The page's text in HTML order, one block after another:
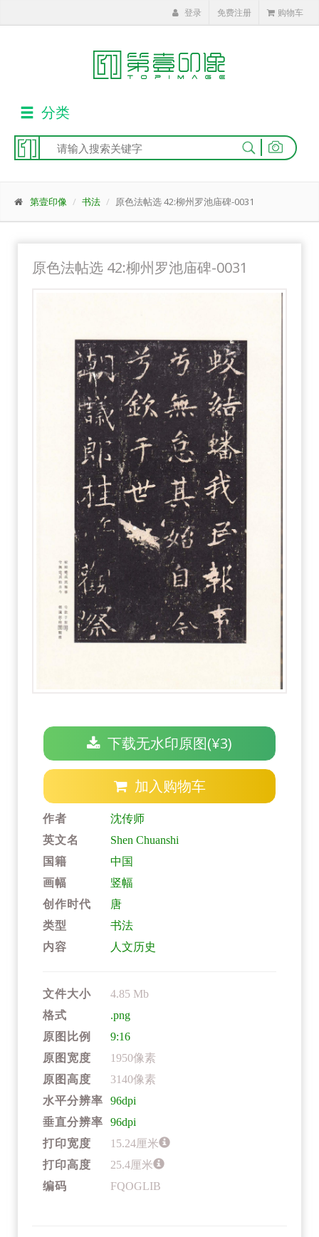
登录 免费注册 购物车
分类
|
第壹印像 书法 原色法帖选 42:柳州罗池庙碑-0031
原色法帖选 42:柳州罗池庙碑-0031
下载无水印原图(¥3)
加入购物车
作者
沈传师
英文名
Shen Chuanshi
国籍
中国
画幅
竖幅
创作时代
唐
类型
书法
内容
人文历史
文件大小
4.85 Mb
格式
.png
原图比例
9:16
原图宽度
1950像素
原图高度
3140像素
水平分辨率
96dpi
垂直分辨率
96dpi
打印宽度
15.24厘米
打印高度
25.4厘米
编码
FQOGLIB